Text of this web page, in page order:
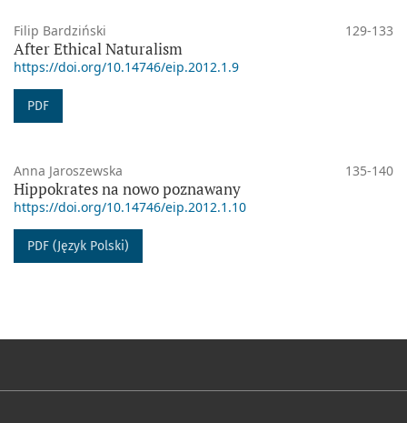
Filip Bardziński 129-133
After Ethical Naturalism
https://doi.org/10.14746/eip.2012.1.9
PDF
Anna Jaroszewska 135-140
Hippokrates na nowo poznawany
https://doi.org/10.14746/eip.2012.1.10
PDF (Język Polski)